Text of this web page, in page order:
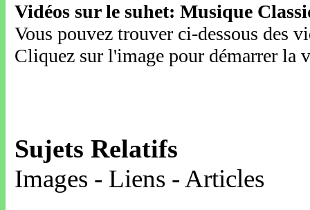
Vidéos sur le suhet: Musique
Vous pouvez trouver ci-dessous des
Cliquez sur l'image pour démarrer la
Sujets Relatifs
Images - Liens - Articles